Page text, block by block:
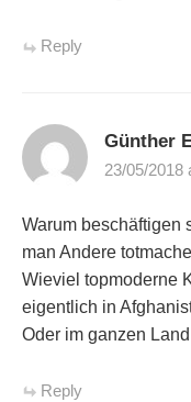
Reply
Günther
23/05/2018
Warum beschäftigen
man Andere
Wieviel topmoderne
eigentlich in
Oder im ganzen
Reply